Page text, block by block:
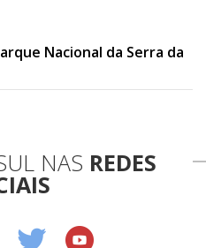
Nacional da Serra da
NAS REDES